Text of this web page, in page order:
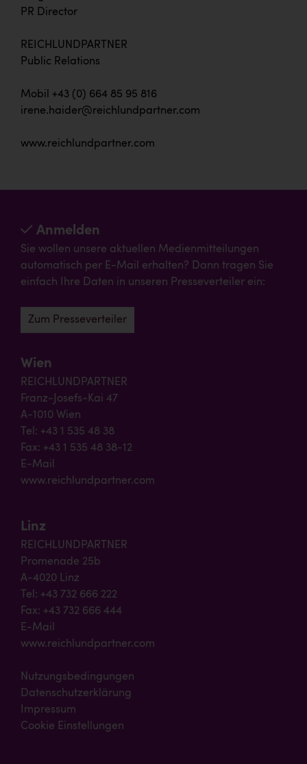
PR Director
REICHLUNDPARTNER
Public Relations
Mobil +43 (0) 664 85 95 816
irene.haider@reichlundpartner.com
www.reichlundpartner.com
Anmelden
Sie wollen unsere aktuellen Medienmitteilungen
automatisch per E-Mail erhalten? Dann tragen Sie
einfach Ihre Daten in unseren Presseverteiler ein:
Zum Presseverteiler
Wien
REICHLUNDPARTNER
Franz-Josefs-Kai 47
A-1010 Wien
Tel: +43 1 535 48 38
Fax: +43 1 535 48 38-12
E-Mail
www.reichlundpartner.com
Linz
REICHLUNDPARTNER
Promenade 25b
A-4020 Linz
Tel: +43 732 666 222
Fax: +43 732 666 444
E-Mail
www.reichlundpartner.com
Nutzungsbedingungen
Datenschutzerklärung
Impressum
Cookie Einstellungen